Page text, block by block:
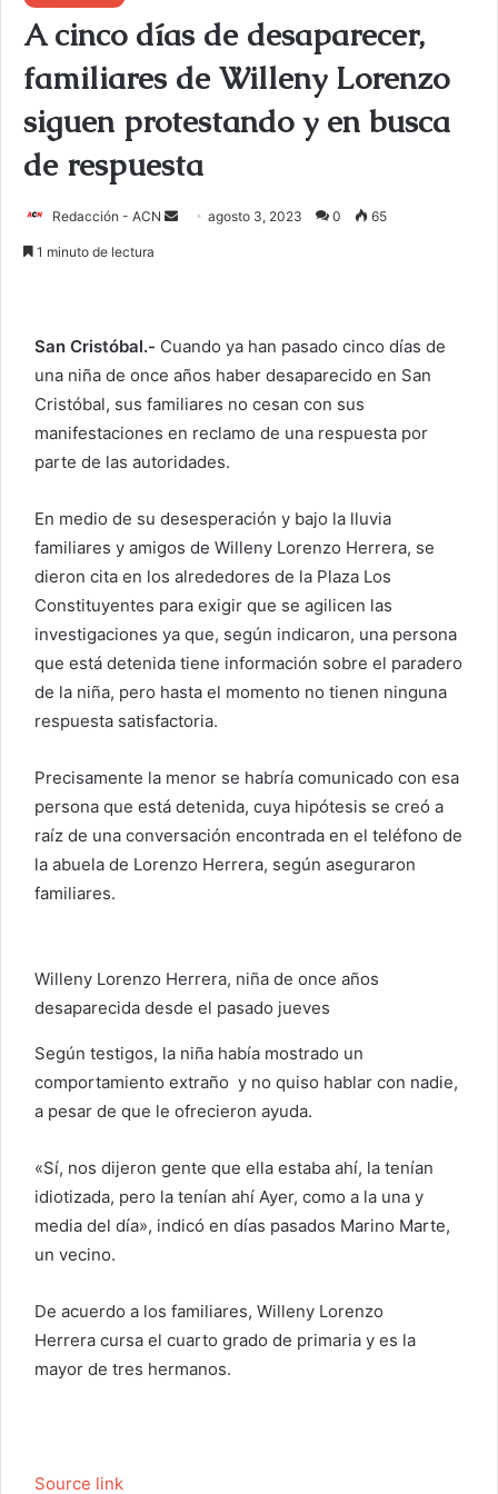
A cinco días de desaparecer,
familiares de Willeny Lorenzo
siguen protestando y en busca
de respuesta
Redacción - ACN
r
u
n
c
o
e
l
e
c
t
r
n
i
c
agosto 3, 2023 0 65
1 minuto de lectura
San Cristóbal.- Cuando ya han pasado cinco días de
una niña de once años haber desaparecido en San
Cristóbal, sus familiares no cesan con sus
manifestaciones en reclamo de una respuesta por
parte de las autoridades.
En medio de su desesperación y bajo la lluvia
familiares y amigos de Willeny Lorenzo Herrera, se
dieron cita en los alrededores de la Plaza Los
Constituyentes para exigir que se agilicen las
investigaciones ya que, según indicaron, una persona
que está detenida tiene información sobre el paradero
de la niña, pero hasta el momento no tienen ninguna
respuesta satisfactoria.
Precisamente la menor se habría comunicado con esa
persona que está detenida, cuya hipótesis se creó a
raíz de una conversación encontrada en el teléfono de
la abuela de Lorenzo Herrera, según aseguraron
familiares.
Willeny Lorenzo Herrera, niña de once años
desaparecida desde el pasado jueves
Según testigos, la niña había mostrado un
comportamiento extraño y no quiso hablar con nadie,
a pesar de que le ofrecieron ayuda.
«Sí, nos dijeron gente que ella estaba ahí, la tenían
idiotizada, pero la tenían ahí Ayer, como a la una y
media del día», indicó en días pasados Marino Marte,
un vecino.
De acuerdo a los familiares, Willeny Lorenzo
Herrera cursa el cuarto grado de primaria y es la
mayor de tres hermanos.
Source link